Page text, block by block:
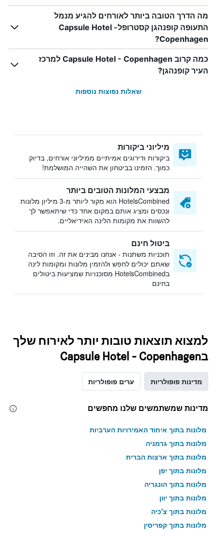
מה הדרך הטובה ביותר לאורחים להגיע מנמל
התעופה קופנהגן קסטרופלCapsule Hotel -
Copenhagen?
כמה קרוב Capsule Hotel - Copenhagen למרכז
העיר קופנהגן?
שאלות נפוצות נוספות
מיליוני ביקורות
ביקורות ודירוגים אמיתיים ממיליוני אורחים, בדיוק
כמוך. הזמינו בביטחון את השהייה המושלמת!
מבצעי המלונות הטובים ביותר
HotelsCombined הוא מקור ליותר מ-3 מיליון מלונות
ונכסים ומציג אותם במקום אחד כדי שיתאפשר לך
להשוות את מקומות הלינה האידיאליים.
ביטול חינם
תוכניות משתנות - אנחנו מבינים את זה. וזו הסיבה
שאתם יכולים לחפש ולהזמין מלונות ומקומות לינה
בHotelsCombined מסוכנויות שמציעות ביטולים
בחינם
למצוא תוצאות טובות יותר לאירוח שלך
בCapsule Hotel - Copenhagen
מדינות פופולריות ערים פופולריות
מדינות שמשתמשים שלנו מחפשים
מלונות בתוך איחוד האמירויות הערביות
מלונות בתוך גרמניה
מלונות בתוך ארצות הברית
מלונות בתוך יפן
מלונות בתוך הונגריה
מלונות בתוך יוון
מלונות בתוך צ'כיה
מלונות בתוך קפריסין